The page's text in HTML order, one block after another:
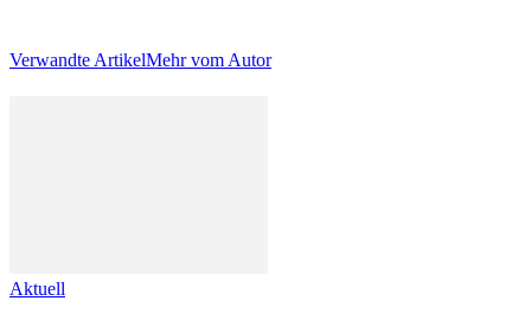
Verwandte ArtikelMehr vom Autor
Aktuell